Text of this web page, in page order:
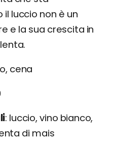
luccio non è un
e la sua crescita in
cena
luccio, vino bianco,
di mais